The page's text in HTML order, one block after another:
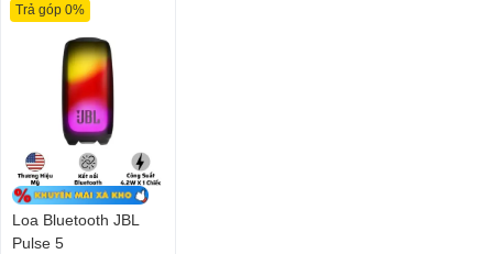
Loa Bluetooth JBL
Pulse 5
Trả góp 0%